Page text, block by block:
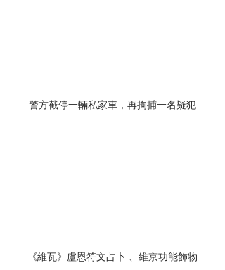
警方截停一輛私家車，再拘捕一名疑犯
《維瓦》盧恩符文占卜 、維京功能飾物